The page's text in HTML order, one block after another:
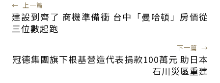
← 上一篇
建設到齊了 商機準備衝 台中「曼哈頓」房價從
三位數起跑
下一篇 →
冠德集團旗下根基營造代表捐款100萬元 助日本
石川災區重建